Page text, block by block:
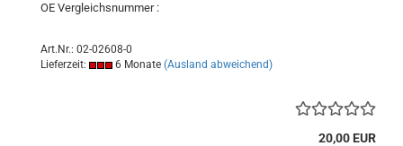
OE Vergleichsnummer :
Art.Nr.: 02-02608-0
Lieferzeit:
6 Monate (Ausland abweichend)
20,00 EUR